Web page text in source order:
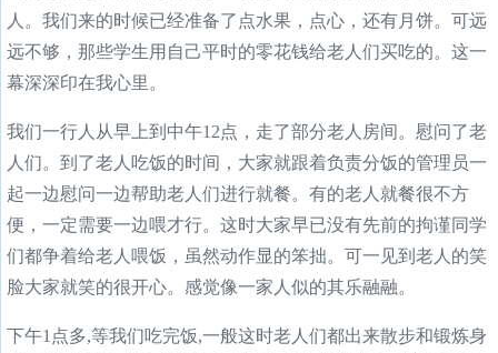
人。我们来的时候已经准备了点水果，点心，还有月饼。可远
远不够，那些学生用自己平时的零花钱给老人们买吃的。这一
幕深深印在我心里。
我们一行人从早上到中午12点，走了部分老人房间。慰问了老
人们。到了老人吃饭的时间，大家就跟着负责分饭的管理员一
起一边慰问一边帮助老人们进行就餐。有的老人就餐很不方
便，一定需要一边喂才行。这时大家早已没有先前的拘谨同学
们都争着给老人喂饭，虽然动作显的笨拙。可一见到老人的笑
脸大家就笑的很开心。感觉像一家人似的其乐融融。
下午1点多,等我们吃完饭,一般这时老人们都出来散步和锻炼身